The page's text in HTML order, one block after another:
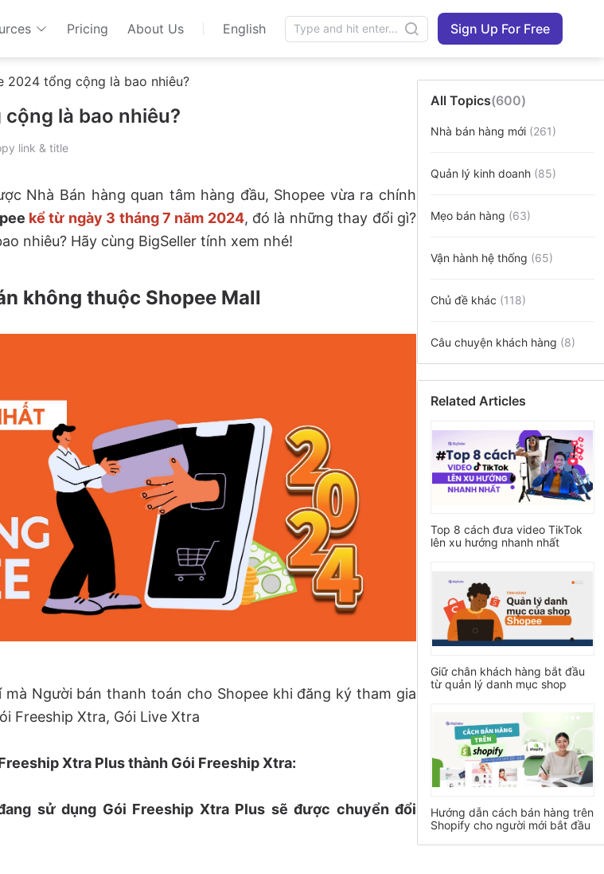
Pricing About Us English Sign Up For Free
2024 tổng cộng là bao nhiêu?
là bao nhiêu?
link & title
Nhà Bán hàng quan tâm hàng đầu, Shopee vừa ra chính
kể từ ngày 3 tháng 7 năm 2024, đó là những thay đổi gì?
nhiêu? Hãy cùng BigSeller tính xem nhé!
không thuộc Shopee Mall
mà Người bán thanh toán cho Shopee khi đăng ký tham gia
Freeship Xtra, Gói Live Xtra
Xtra Plus thành Gói Freeship Xtra:
sử dụng Gói Freeship Xtra Plus sẽ được chuyển đổi
All Topics(600)
Nhà bán hàng mới (261)
Quản lý kinh doanh (85)
Mẹo bán hàng (63)
Vận hành hệ thống (65)
Chủ đề khác (118)
Câu chuyện khách hàng (8)
Related Articles
Top 8 cách đưa video TikTok
lên xu hướng nhanh nhất
Giữ chân khách hàng bắt đầu
từ quản lý danh mục shop
Hướng dẫn cách bán hàng trên
Shopify cho người mới bắt đầu